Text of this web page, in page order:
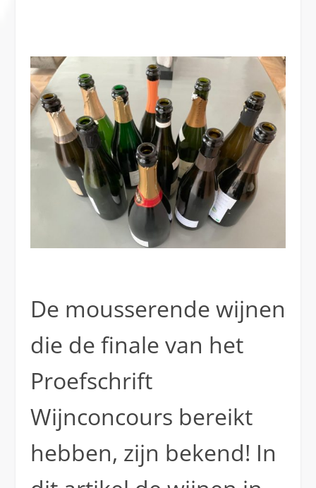
De mousserende wijnen
die de finale van het
Proefschrift
Wijnconcours bereikt
hebben, zijn bekend! In